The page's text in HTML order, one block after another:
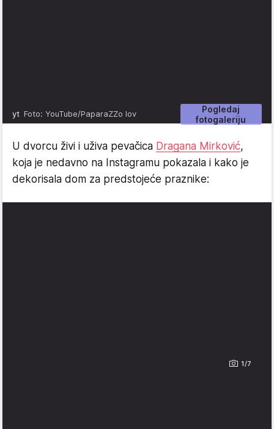
Pogledaj
fotogaleriju
yt Foto: YouTube/PaparaZZo lov
U dvorcu živi i uživa pevačica Dragana Mirković,
koja je nedavno na Instagramu pokazala i kako je
dekorisala dom za predstojeće praznike:
1/7